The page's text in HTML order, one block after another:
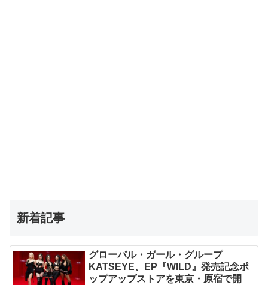
新着記事
グローバル・ガール・グループ
KATSEYE、EP『WILD』発売記念ポ
ップアップストアを東京・原宿で開